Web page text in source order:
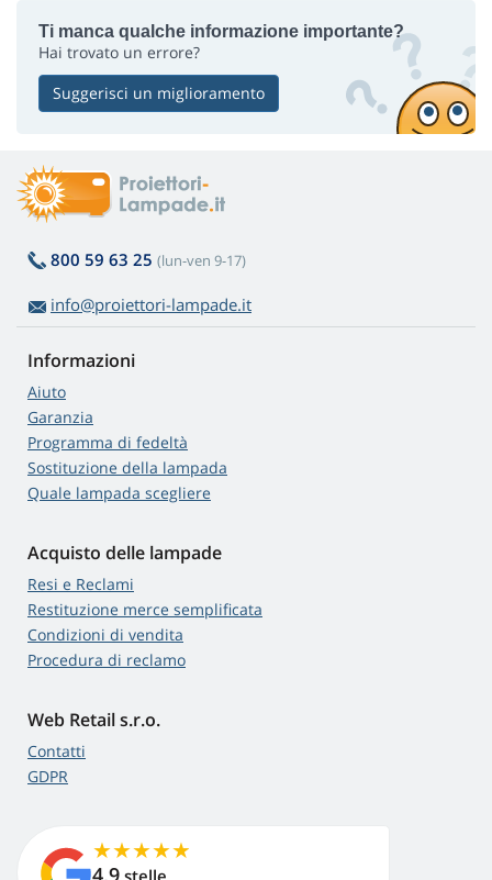
Ti manca qualche informazione importante?
Hai trovato un errore?
Suggerisci un miglioramento
800 59 63 25 (lun-ven 9-17)
info@proiettori-lampade.it
Informazioni
Aiuto
Garanzia
Programma di fedeltà
Sostituzione della lampada
Quale lampada scegliere
Acquisto delle lampade
Resi e Reclami
Restituzione merce semplificata
Condizioni di vendita
Procedura di reclamo
Web Retail s.r.o.
Contatti
GDPR
4,9